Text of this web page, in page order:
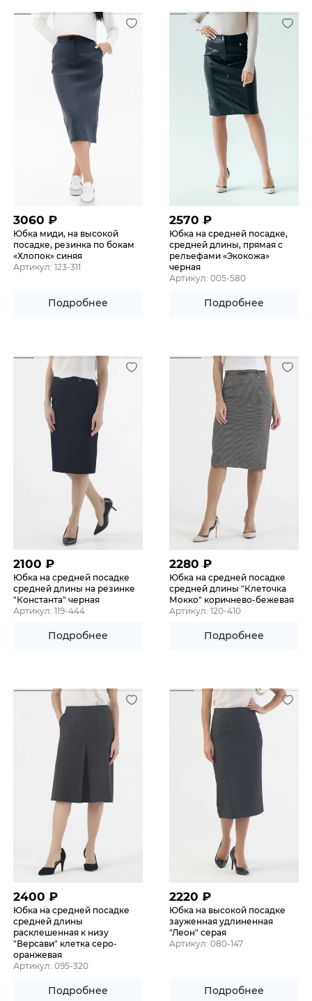
3060 ₽
Юбка миди, на высокой
посадке, резинка по бокам
«Хлопок» синяя
Артикул: 123-311
Подробнее
2570 ₽
Юбка на средней посадке,
средней длины, прямая с
рельефами «Экокожа»
черная
Артикул: 005-580
Подробнее
2100 ₽
Юбка на средней посадке
средней длины на резинке
"Константа" черная
Артикул: 119-444
Подробнее
2280 ₽
Юбка на средней посадке
средней длины "Клеточка
Мокко" коричнево-бежевая
Артикул: 120-410
Подробнее
2400 ₽
Юбка на средней посадке
средней длины
расклешенная к низу
"Версави" клетка серо-
оранжевая
Артикул: 095-320
Подробнее
2220 ₽
Юбка на высокой посадке
зауженная удлиненная
"Леон" серая
Артикул: 080-147
Подробнее